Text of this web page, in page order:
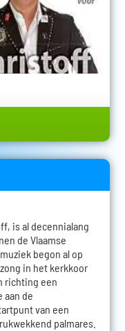
is al decennialang
de Vlaamse
begon al op
in het kerkkoor
richting een
aan de
van een
palmares.